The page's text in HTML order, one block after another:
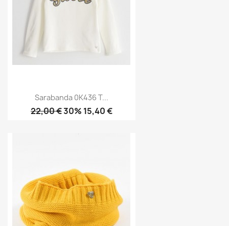
Sarabanda 0K436 T...
22,00 €30% 15,40 €